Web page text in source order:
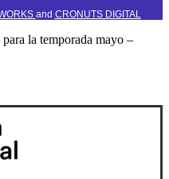
and CRONUTS DIGITAL
la temporada mayo –